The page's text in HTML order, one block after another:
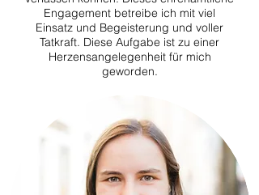
Engagement betreibe ich mit viel
Einsatz und Begeisterung und voller
Tatkraft. Diese Aufgabe ist zu einer
Herzensangelegenheit für mich
geworden.